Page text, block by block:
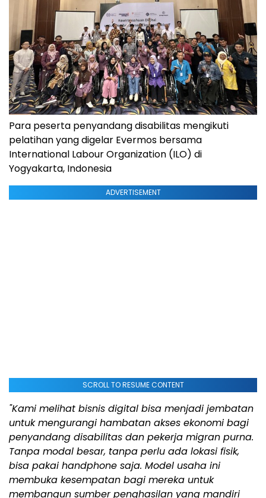
Para peserta penyandang disabilitas mengikuti
pelatihan yang digelar Evermos bersama
International Labour Organization (ILO) di
Yogyakarta, Indonesia
ADVERTISEMENT
SCROLL TO RESUME CONTENT
"Kami melihat bisnis digital bisa menjadi jembatan
untuk mengurangi hambatan akses ekonomi bagi
penyandang disabilitas dan pekerja migran purna.
Tanpa modal besar, tanpa perlu ada lokasi fisik,
bisa pakai handphone saja. Model usaha ini
membuka kesempatan bagi mereka untuk
membangun sumber penghasilan yang mandiri